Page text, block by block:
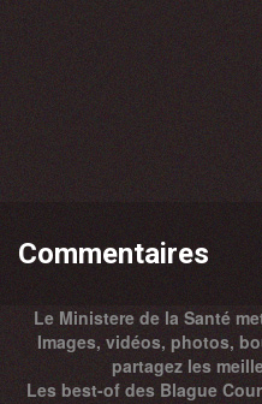
Commentaires
Le Ministere de la Santé
Images, vidéos, photos,
partagez les
Les best-of des Blague